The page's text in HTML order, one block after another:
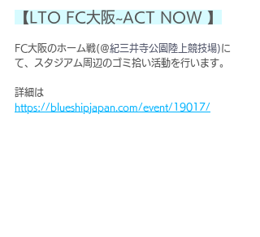
【LTO FC大阪~ACT NOW 】
FC大阪のホーム戦(＠紀三井寺公園陸上競技場)に
て、スタジアム周辺のゴミ拾い活動を行います。
詳細は
https://blueshipjapan.com/event/19017/